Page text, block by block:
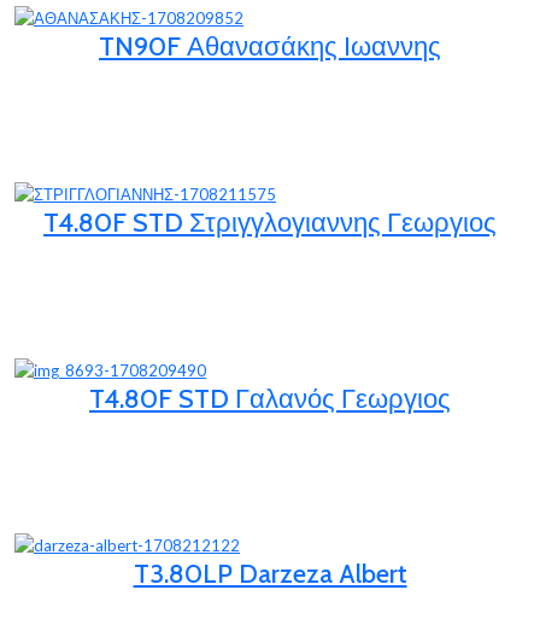
TN90F Αθανασάκης Ιωαννης
T4.80F STD Στριγγλογιαννης Γεωργιος
T4.80F STD Γαλανός Γεωργιος
T3.80LP Darzeza Albert